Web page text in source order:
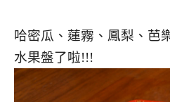
哈密瓜、蓮霧、鳳梨、芭
水果盤了啦!!!